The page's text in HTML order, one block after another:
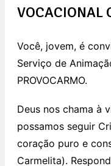
VOCACIONAL
Você, jovem, é
Serviço de
PROVOCARMO.
Deus nos chama à
possamos seguir
coração puro e
Carmelita).